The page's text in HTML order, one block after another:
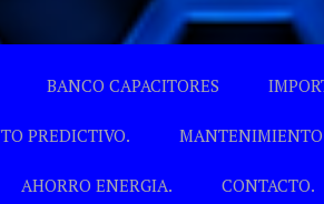
BANCO CAPACITORES
PREDICTIVO.
AHORRO ENERGIA. CONTACTO.